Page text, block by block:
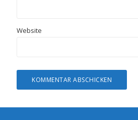
Website